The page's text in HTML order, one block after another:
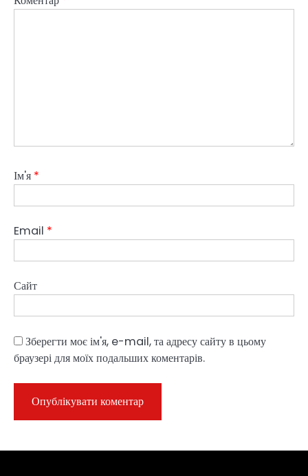
Ім'я *
Email *
Сайт
Зберегти моє ім'я, e-mail, та адресу сайту в цьому
браузері для моїх подальших коментарів.